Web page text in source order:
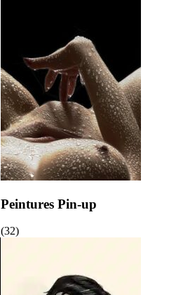
Peintures Pin-up
(32)